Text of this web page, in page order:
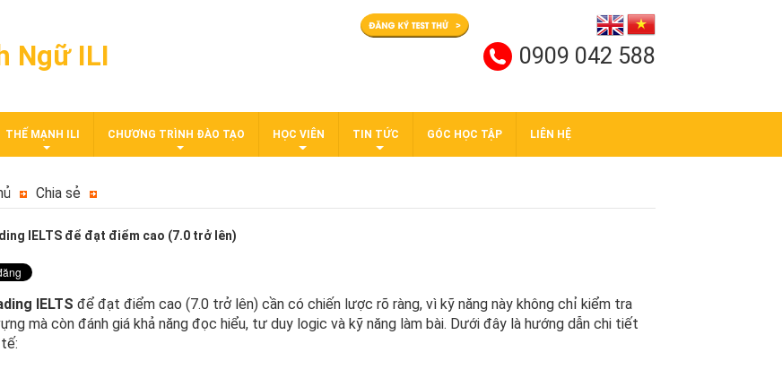
Ngữ ILI 0909 042 588
THẾ MẠNH ILI CHƯƠNG TRÌNH ĐÀO TẠO HỌC VIÊN TIN TỨC GÓC HỌC TẬP LIÊN HỆ
Chia sẻ
IELTS để đạt điểm cao (7.0 trở lên)
IELTS để đạt điểm cao (7.0 trở lên) cần có chiến lược rõ ràng, vì kỹ năng này không chỉ kiểm tra
mà còn đánh giá khả năng đọc hiểu, tư duy logic và kỹ năng làm bài. Dưới đây là hướng dẫn chi tiết